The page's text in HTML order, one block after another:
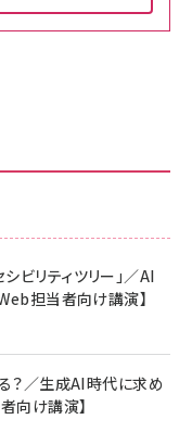
24号 No.2500増刊
道エンタメの矜持／
／山田涼介]
カー保証5年
iPhone 17 用 保護フィ
(6.3インチ) 対応
Stick HD | 手軽にスト
カー保証5年
- Amazonロゴ - クラ
ーブル 240W 結束バン
Pro MacBook
ドナイトブラック)
ビリティツリー」／AI
担当者向け講演】
？／生成AI時代に求め
向け講演】